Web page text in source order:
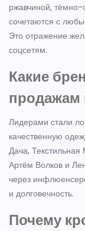
ржавчиной, тёмно-
сочетаются с
Это отражение
соцсетям.
Какие
продажам
Лидерами стали
качественную
Дача,
Артём Волков и
через
и долговечность.
Почему